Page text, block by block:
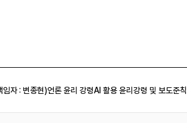
임자 : 변종현)언론 윤리 강령AI 활용 윤리강령 및 보도준칙